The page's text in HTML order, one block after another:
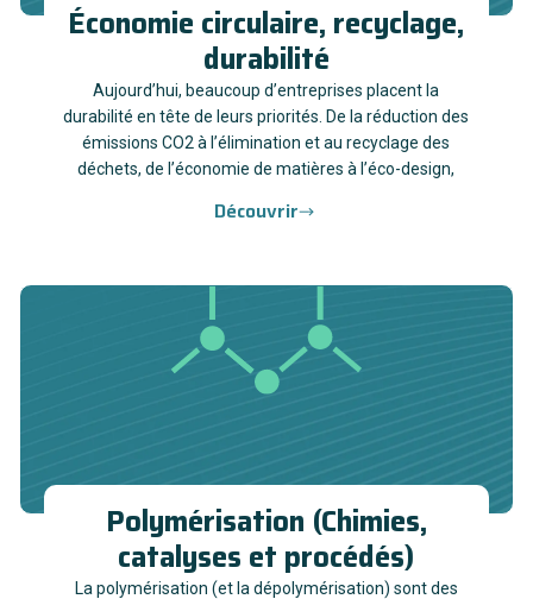
Économie circulaire, recyclage,
durabilité
Aujourd’hui, beaucoup d’entreprises placent la
durabilité en tête de leurs priorités. De la réduction des
émissions CO2 à l’élimination et au recyclage des
déchets, de l’économie de matières à l’éco-design,
Découvrir
Polymérisation (Chimies,
catalyses et procédés)
La polymérisation (et la dépolymérisation) sont des